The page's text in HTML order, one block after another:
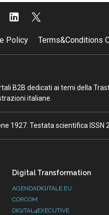
Policy Terms&Conditions
B2B dedicati ai temi della
italiane.
1927. Testata scientifica ISSN
Digital Transformation
AGENDADIGITALE.EU
CORCOM
DIGITAL4EXECUTIVE